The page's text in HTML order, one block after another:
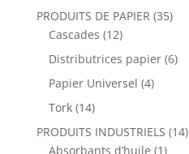
PRODUITS DE PAPIER (35)
Cascades (12)
Distributrices papier (6)
Papier Universel (4)
Tork (14)
PRODUITS INDUSTRIELS (14)
Absorbants d’huile (1)